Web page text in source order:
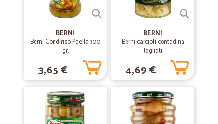
precisi e qualità buona
precisi e qualità buona
Servizio ineccepibile
Servizio ineccepibile. Continuate così.
BERNI
Berni Condiriso Paella 300
gr.
3,65 €
BERNI
Berni carciofi contadina
tagliati
4,69 €